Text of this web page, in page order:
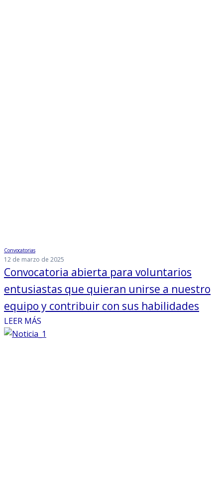
Convocatorias
12 de marzo de 2025
Convocatoria abierta para voluntarios
entusiastas que quieran unirse a nuestro
equipo y contribuir con sus habilidades
LEER MÁS